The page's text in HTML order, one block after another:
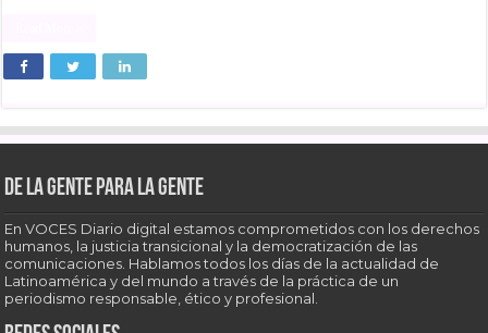
De la gente para la gente
En VOCES Diario digital estamos comprometidos con los derechos
humanos, la justicia transicional y la democratización de las
comunicaciones. Hablamos todos los días de la actualidad de
Latinoamérica y del mundo a través de la práctica de un
periodismo responsable, ético y profesional.